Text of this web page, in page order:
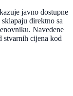
javno dostupne
direktno sa
Navedene
stvarnih cijena kod